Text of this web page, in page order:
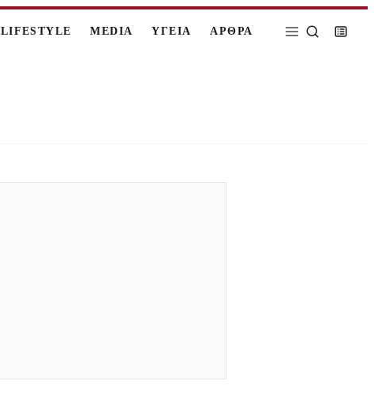
LIFESTYLE MEDIA ΥΓΕΙΑ ΑΡΘΡΑ